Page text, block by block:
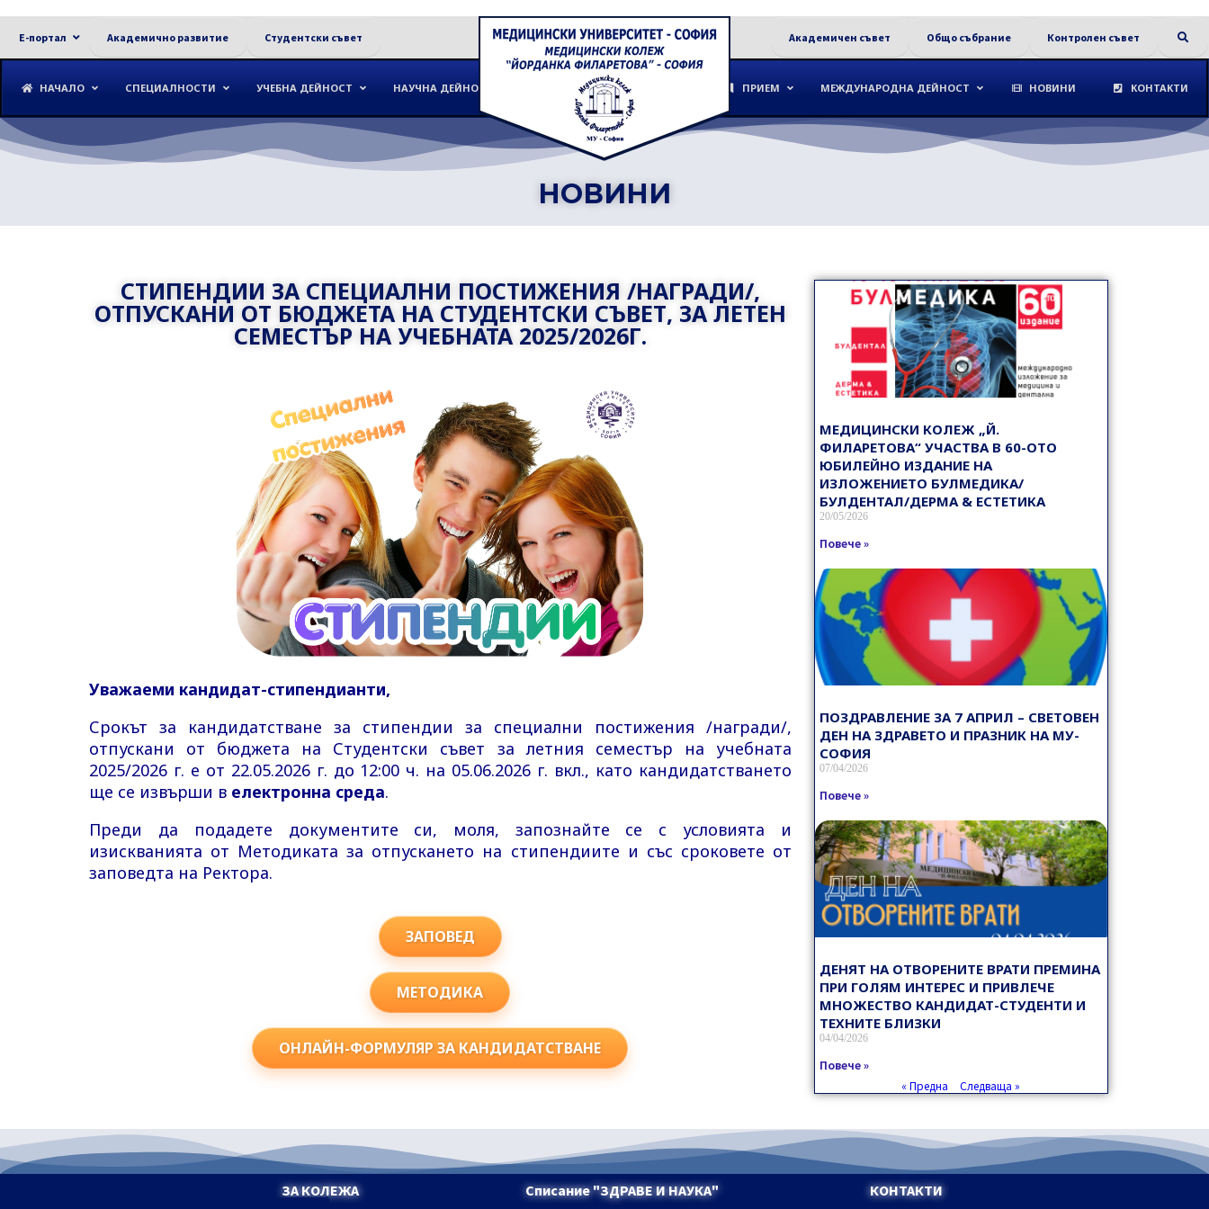
Е-портал Академично развитие Студентски съвет Контролен съвет
Общо събрание
Академичен съвет
НАЧАЛО СПЕЦИАЛНОСТИ УЧЕБНА ДЕЙНОСТ НАУЧНА ДЕЙНОСТ КОНТАКТИ
НОВИНИ
МЕЖДУНАРОДНА ДЕЙНОСТ
ПРИЕМ
НОВИНИ
СТИПЕНДИИ ЗА СПЕЦИАЛНИ ПОСТИЖЕНИЯ /НАГРАДИ/,
ОТПУСКАНИ ОТ БЮДЖЕТА НА СТУДЕНТСКИ СЪВЕТ, ЗА ЛЕТЕН
СЕМЕСТЪР НА УЧЕБНАТА 2025/2026Г.
Уважаеми кандидат-стипендианти,
Срокът за кандидатстване за стипендии за специални постижения /награди/,
отпускани от бюджета на Студентски съвет за летния семестър на учебната
2025/2026 г. е от 22.05.2026 г. до 12:00 ч. на 05.06.2026 г. вкл., като кандидатстването
ще се извърши в електронна среда.
Преди да подадете документите си, моля, запознайте се с условията и
изискванията от Методиката за отпускането на стипендиите и със сроковете от
заповедта на Ректора.
ЗАПОВЕД
МЕТОДИКА
ОНЛАЙН-ФОРМУЛЯР ЗА КАНДИДАТСТВАНЕ
МЕДИЦИНСКИ КОЛЕЖ „Й.
ФИЛАРЕТОВА“ УЧАСТВА В 60-ОТО
ЮБИЛЕЙНО ИЗДАНИЕ НА
ИЗЛОЖЕНИЕТО БУЛМЕДИКА/
БУЛДЕНТАЛ/ДЕРМА & ЕСТЕТИКА
20/05/2026
Повече »
ПОЗДРАВЛЕНИЕ ЗА 7 АПРИЛ – СВЕТОВЕН
ДЕН НА ЗДРАВЕТО И ПРАЗНИК НА МУ-
СОФИЯ
07/04/2026
Повече »
ДЕНЯТ НА ОТВОРЕНИТЕ ВРАТИ ПРЕМИНА
ПРИ ГОЛЯМ ИНТЕРЕС И ПРИВЛЕЧЕ
МНОЖЕСТВО КАНДИДАТ-СТУДЕНТИ И
ТЕХНИТЕ БЛИЗКИ
04/04/2026
Повече »
« Предна
Следваща »
ЗА КОЛЕЖА Списание "ЗДРАВЕ И НАУКА" КОНТАКТИ